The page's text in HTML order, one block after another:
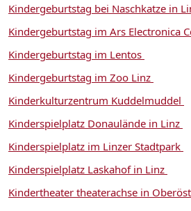
Kindergeburtstag bei Naschkatze in
Kindergeburtstag im Ars Electronica
Kindergeburtstag im Lentos
Kindergeburtstag im Zoo Linz
Kinderkulturzentrum Kuddelmuddel
Kinderspielplatz Donaulände in Linz
Kinderspielplatz im Linzer Stadtpark
Kinderspielplatz Laskahof in Linz
Kindertheater theaterachse in